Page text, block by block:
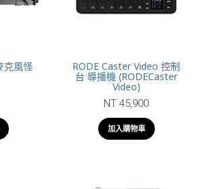
克風怪 RODE Caster Video 控制
台 導播機 (RODECaster
Video)
NT 45,900
加入購物車